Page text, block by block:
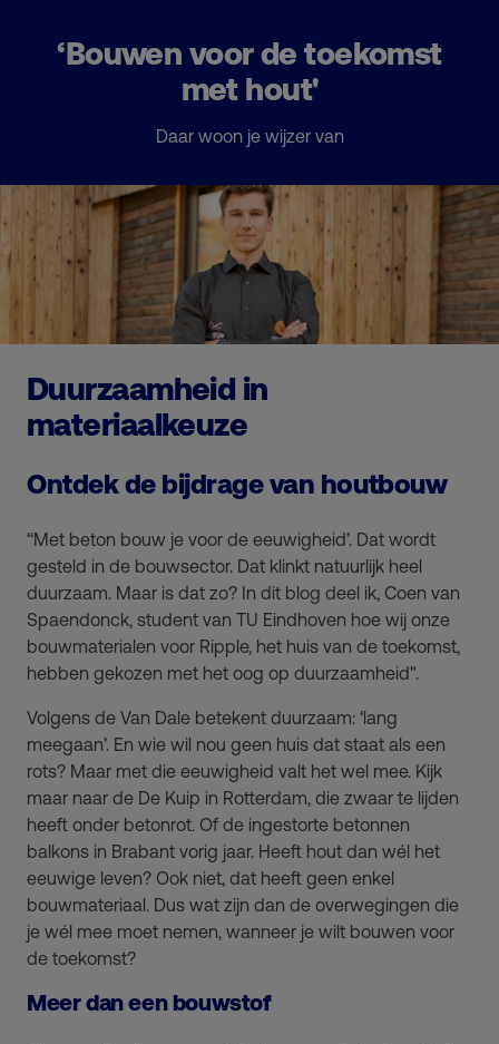
‘Bouwen voor de toekomst
met hout'
Daar woon je wijzer van
Duurzaamheid in
materiaalkeuze
Ontdek de bijdrage van houtbouw
‘‘Met beton bouw je voor de eeuwigheid’. Dat wordt
gesteld in de bouwsector. Dat klinkt natuurlijk heel
duurzaam. Maar is dat zo? In dit blog deel ik, Coen van
Spaendonck, student van TU Eindhoven hoe wij onze
bouwmaterialen voor Ripple, het huis van de toekomst,
hebben gekozen met het oog op duurzaamheid".
Volgens de Van Dale betekent duurzaam: ‘lang
meegaan’. En wie wil nou geen huis dat staat als een
rots? Maar met die eeuwigheid valt het wel mee. Kijk
maar naar de De Kuip in Rotterdam, die zwaar te lijden
heeft onder betonrot. Of de ingestorte betonnen
balkons in Brabant vorig jaar. Heeft hout dan wél het
eeuwige leven? Ook niet, dat heeft geen enkel
bouwmateriaal. Dus wat zijn dan de overwegingen die
je wél mee moet nemen, wanneer je wilt bouwen voor
de toekomst?
Meer dan een bouwstof